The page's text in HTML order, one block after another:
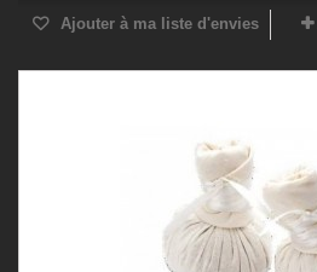
Ajouter à ma liste d'envies